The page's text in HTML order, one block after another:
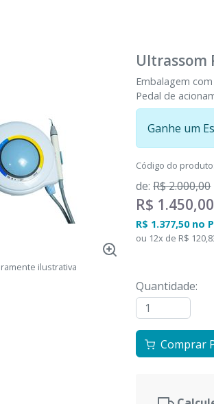
ilustrativa
Ultrassom
Embalagem
Pedal de
Ganhe um
Código do produto
de: R$ 2.000,00
R$ 1.450,00
R$ 1.377,50 no
ou 12x de R$
Quantidade:
Comprar